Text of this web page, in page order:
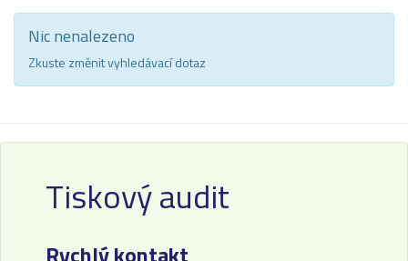
3DW
Citizen
Nic nenalezeno
Zkuste změnit vyhledávací dotaz
Tiskový audit